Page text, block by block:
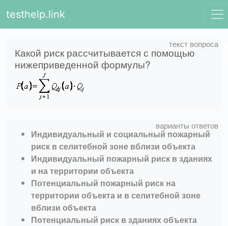
testhelp.link
Какой риск рассчитывается с помощью
нижеприведенной формулы?
Индивидуальный и социальный пожарный
риск в селитебной зоне вблизи объекта
Индивидуальный пожарный риск в зданиях
и на территории объекта
Потенциальный пожарный риск на
территории объекта и в селитебной зоне
вблизи объекта
Потенциальный риск в зданиях объекта